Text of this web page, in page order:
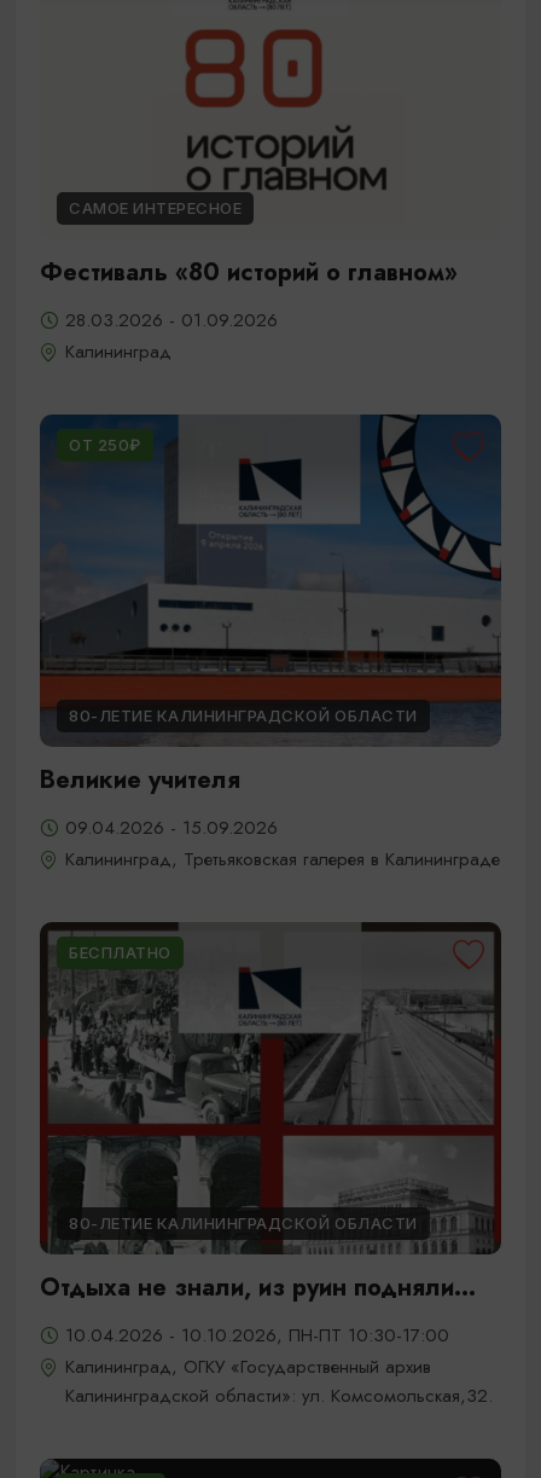
САМОЕ ИНТЕРЕСНОЕ
Фестиваль «80 историй о главном»
28.03.2026 - 01.09.2026
Калининград
ОТ 250₽
80-ЛЕТИЕ КАЛИНИНГРАДСКОЙ ОБЛАСТИ
Великие учителя
09.04.2026 - 15.09.2026
Калининград, Третьяковская галерея в Калининграде
БЕСПЛАТНО
80-ЛЕТИЕ КАЛИНИНГРАДСКОЙ ОБЛАСТИ
Отдыха не знали, из руин подняли...
10.04.2026 - 10.10.2026, ПН-ПТ 10:30-17:00
Калининград, ОГКУ «Государственный архив
Калининградской области»: ул. Комсомольская,32.